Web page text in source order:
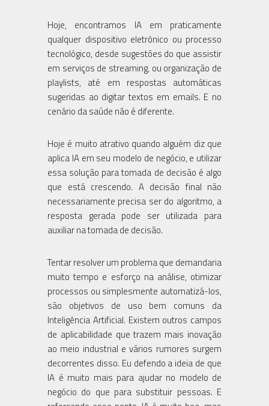
Hoje, encontramos IA em praticamente
qualquer dispositivo eletrônico ou processo
tecnológico, desde sugestões do que assistir
em serviços de streaming, ou organização de
playlists, até em respostas automáticas
sugeridas ao digitar textos em emails. E no
cenário da saúde não é diferente.
Hoje é muito atrativo quando alguém diz que
aplica IA em seu modelo de negócio, e utilizar
essa solução para tomada de decisão é algo
que está crescendo. A decisão final não
necessariamente precisa ser do algoritmo, a
resposta gerada pode ser utilizada para
auxiliar na tomada de decisão.
Tentar resolver um problema que demandaria
muito tempo e esforço na análise, otimizar
processos ou simplesmente automatizá-los,
são objetivos de uso bem comuns da
Inteligência Artificial. Existem outros campos
de aplicabilidade que trazem mais inovação
ao meio industrial e vários rumores surgem
decorrentes disso. Eu defendo a ideia de que
IA é muito mais para ajudar no modelo de
negócio do que para substituir pessoas. E